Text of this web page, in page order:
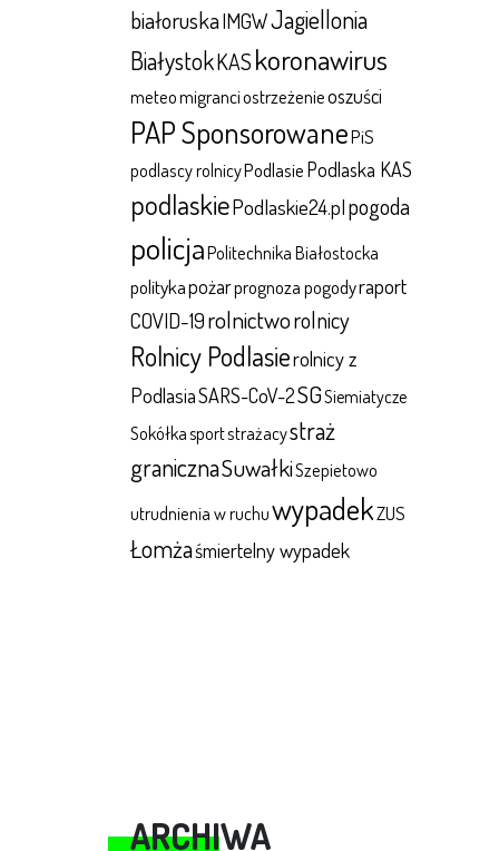
białoruskaIMGWJagiellonia
BiałystokKAS koronawirus
meteomigranciostrzeżenieoszuści
PAP SponsorowanePiS
podlascy rolnicyPodlasiePodlaska KAS
podlaskiePodlaskie24.plpogoda
policjaPolitechnika Białostocka
politykapożarprognoza pogodyraport
COVID-19rolnictworolnicy
Rolnicy Podlasierolnicy z
PodlasiaSARS-CoV-2SGSiemiatycze
Sokółkasportstrażacystraż
granicznaSuwałkiSzepietowo
utrudnienia w ruchuwypadekZUS
Łomżaśmiertelny wypadek
ARCHIWA